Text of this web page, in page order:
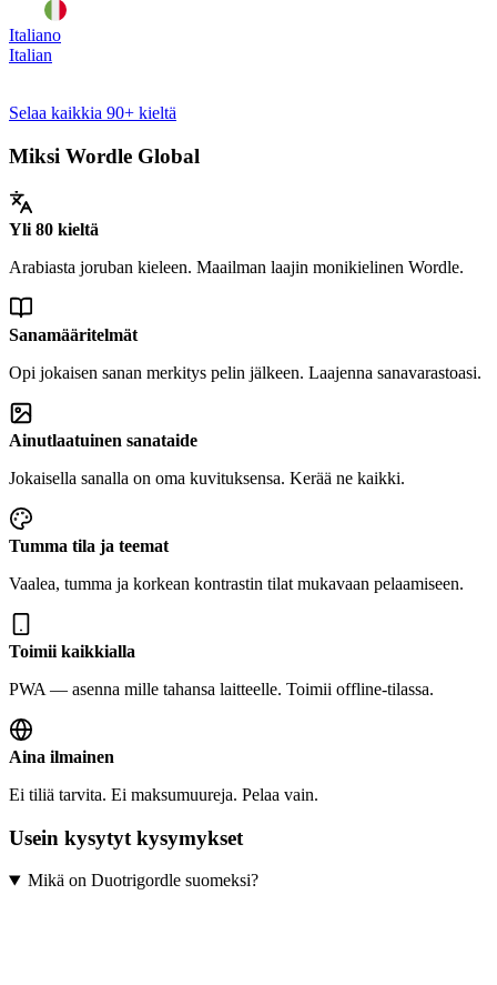
Italiano
Italian
Selaa kaikkia 90+ kieltä
Miksi Wordle Global
Yli 80 kieltä
Arabiasta joruban kieleen. Maailman laajin monikielinen Wordle.
Sanamääritelmät
Opi jokaisen sanan merkitys pelin jälkeen. Laajenna sanavarastoasi.
Ainutlaatuinen sanataide
Jokaisella sanalla on oma kuvituksensa. Kerää ne kaikki.
Tumma tila ja teemat
Vaalea, tumma ja korkean kontrastin tilat mukavaan pelaamiseen.
Toimii kaikkialla
PWA — asenna mille tahansa laitteelle. Toimii offline-tilassa.
Aina ilmainen
Ei tiliä tarvita. Ei maksumuureja. Pelaa vain.
Usein kysytyt kysymykset
Mikä on Duotrigordle suomeksi?